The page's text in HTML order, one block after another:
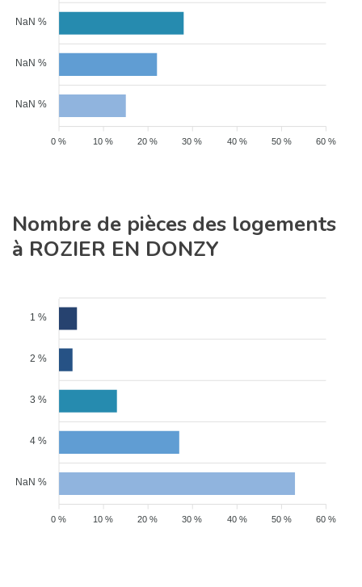
NaN %
NaN %
NaN %
60 %
50 %
40 %
30 %
20 %
10 %
0 %
Nombre de pièces des logements
à ROZIER EN DONZY
1 %
2 %
3 %
4 %
NaN %
60 %
50 %
40 %
30 %
20 %
10 %
0 %